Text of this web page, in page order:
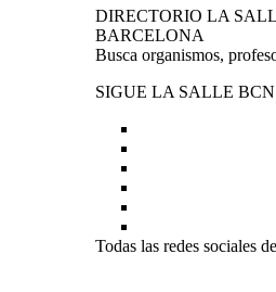
DIRECTORIO LA
BARCELONA
Busca organismos,
SIGUE LA SALLE BCN
Todas las redes sociales